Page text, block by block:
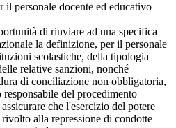
il personale docente ed educativo
di rinviare ad una specifica
la definizione, per il personale
scolastiche, della tipologia
relative sanzioni, nonché
di conciliazione non obbligatoria,
del procedimento
che l'esercizio del potere
alla repressione di condotte